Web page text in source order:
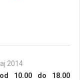
2014
10.00 do 18.00